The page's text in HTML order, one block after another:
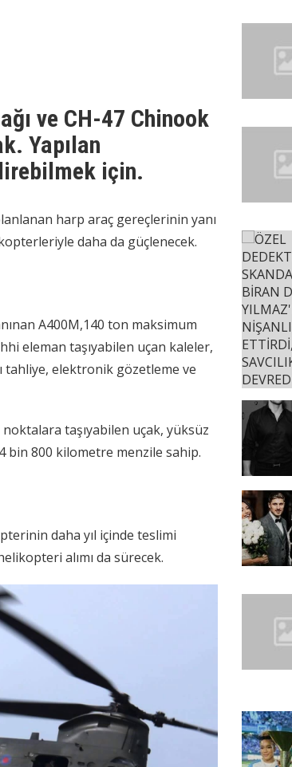
ve CH-47 Chinook
Yapılan
için.
harp araç gereçlerinin yanı
daha da güçlenecek.
A400M,140 ton maksimum
eleman taşıyabilen uçan kaleler,
tahliye, elektronik gözetleme ve
taşıyabilen uçak, yüksüz
bin 800 kilometre menzile sahip.
daha yıl içinde teslimi
alımı da sürecek.